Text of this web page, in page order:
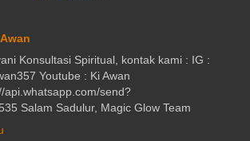
Konsultasi Spiritual, kontak kami : IG :
Youtube : Ki Awan
api.whatsapp.com/send?
Salam Sadulur, Magic Glow Team